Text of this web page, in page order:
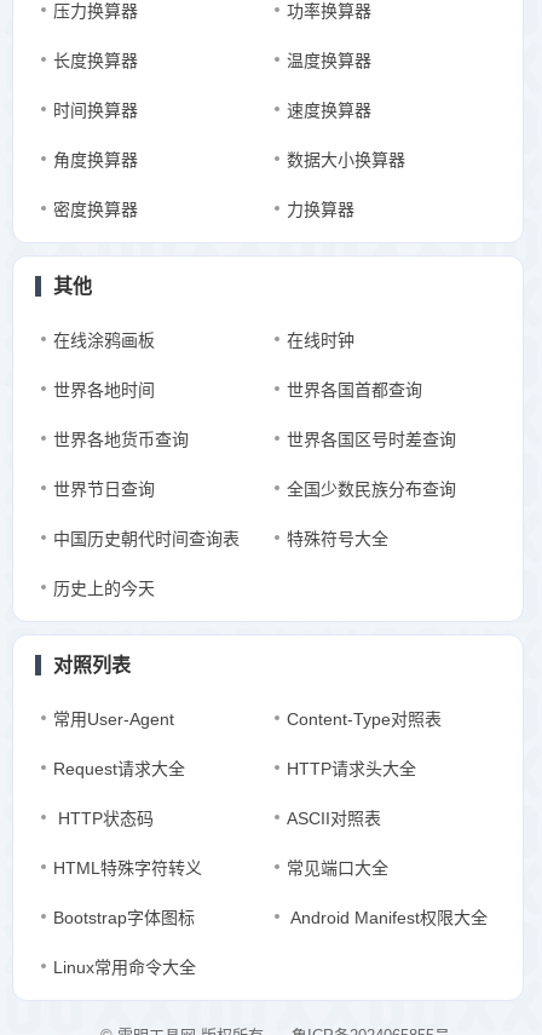
压力换算器 功率换算器
长度换算器 温度换算器
时间换算器 速度换算器
角度换算器 数据大小换算器
密度换算器 力换算器
其他
在线涂鸦画板 在线时钟
世界各地时间 世界各国首都查询
世界各地货币查询 世界各国区号时差查询
世界节日查询 全国少数民族分布查询
中国历史朝代时间查询表 特殊符号大全
历史上的今天
对照列表
常用User-Agent Content-Type对照表
Request请求大全 HTTP请求头大全
HTTP状态码 ASCII对照表
HTML特殊字符转义 常见端口大全
Bootstrap字体图标 Android Manifest权限大全
Linux常用命令大全